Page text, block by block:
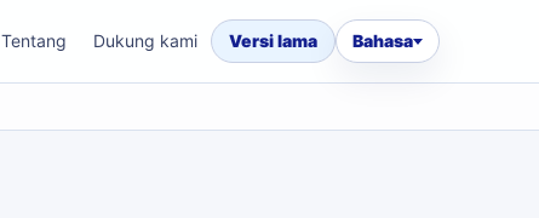
Tentang Dukung kami Versi lama Bahasa